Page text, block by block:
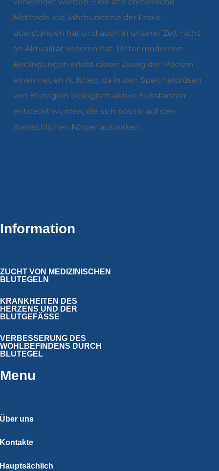
verwendet werden. Eine alte chinesische
Methode, die Jahrhunderte der Praxis
überstanden hat und auch in unserer Zeit nicht
an Aktualität verloren hat. Unter modernen
Bedingungen erlebt dieser Zweig der Medizin
einen neuen Aufstieg, da in den Speicheldrüsen
von Blutegeln biologisch aktive Substanzen
entdeckt wurden, die sich positiv auf den
menschlichen Körper auswirken.
Information
ZUCHT VON MEDIZINISCHEN
BLUTEGELN
KRANKHEITEN DES
HERZENS UND DER
BLUTGEFÄSSE
VERBESSERUNG DES
WOHLBEFINDENS DURCH
BLUTEGEL
Menu
Über uns
Kontakte
Hauptsächlich